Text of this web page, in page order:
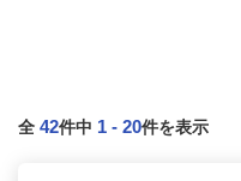
全 42件中 1 - 20件を表示